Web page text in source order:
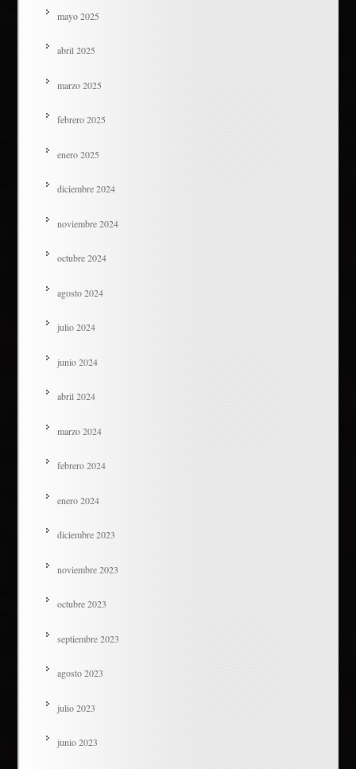
mayo 2025
abril 2025
marzo 2025
febrero 2025
enero 2025
diciembre 2024
noviembre 2024
octubre 2024
agosto 2024
julio 2024
junio 2024
abril 2024
marzo 2024
febrero 2024
enero 2024
diciembre 2023
noviembre 2023
octubre 2023
septiembre 2023
agosto 2023
julio 2023
junio 2023